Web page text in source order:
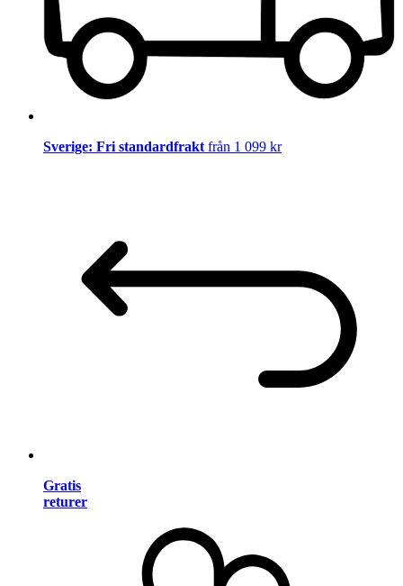
Sverige: Fri standardfraktfrån 1 099 kr
Gratis
returer